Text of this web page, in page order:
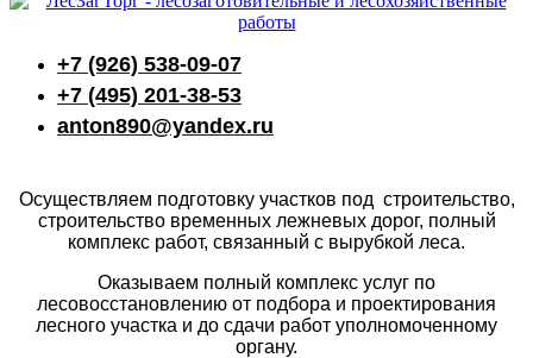
+7 (926) 538-09-07
+7 (495) 201-38-53
anton890@yandex.ru
Осуществляем подготовку участков под строительство,
строительство временных лежневых дорог, полный
комплекс работ, связанный с вырубкой леса.
Оказываем полный комплекс услуг по
лесовосстановлению от подбора и проектирования
лесного участка и до сдачи работ уполномоченному
органу.